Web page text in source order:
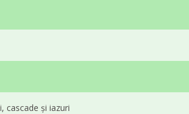
cascade și iazuri